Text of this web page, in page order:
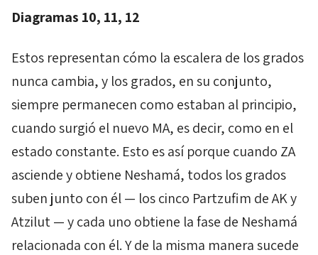
Diagramas 10, 11, 12
Estos representan cómo la escalera de los grados
nunca cambia, y los grados, en su conjunto,
siempre permanecen como estaban al principio,
cuando surgió el nuevo MA, es decir, como en el
estado constante. Esto es así porque cuando ZA
asciende y obtiene Neshamá, todos los grados
suben junto con él — los cinco Partzufim deAKy
Atzilut— y cada uno obtiene la fase de Neshamá
relacionada con él. Y de la misma manera sucede